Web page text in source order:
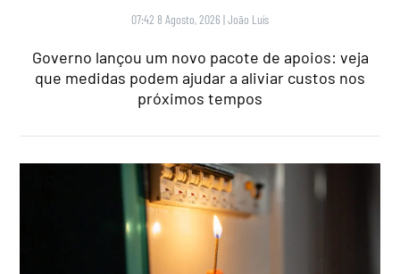
07:42 8 Agosto, 2026 |João Luís
Governo lançou um novo pacote de apoios: veja
que medidas podem ajudar a aliviar custos nos
próximos tempos